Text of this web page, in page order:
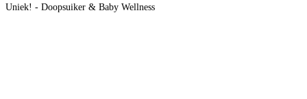
Uniek! - Doopsuiker & Baby Wellness